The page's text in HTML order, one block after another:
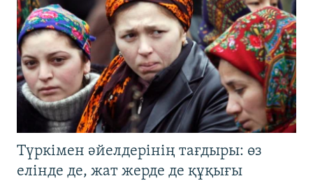
Түркімен әйелдерінің тағдыры: өз
елінде де, жат жерде де құқығы